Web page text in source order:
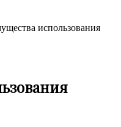
использования